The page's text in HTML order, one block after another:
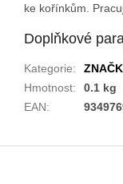
ke kořínkům.
Doplňkové
Kategorie:
Hmotnost:
0.1 kg
EAN: